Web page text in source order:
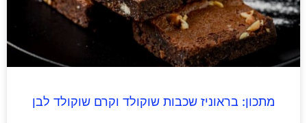
מתכון: בראוניז שכבות שוקולד וקרם שוקולד לבן